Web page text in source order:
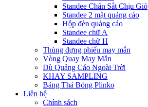
Standee Chân Sắt Chịu Gió
Standee 2 mặt quảng cáo
Hộp đèn quảng cáo
Standee chữ A
Standee chữ H
Thùng đựng phiếu may mắn
Vòng Quay May Mắn
Dù Quảng Cáo Ngoài Trời
KHAY SAMPLING
Bảng Thả Bóng Plinko
Liên hệ
Chính sách